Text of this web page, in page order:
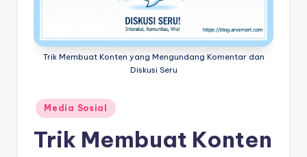
Trik Membuat Konten yang Mengundang Komentar dan
Diskusi Seru
Posted
in
Media Sosial
Trik Membuat Konten